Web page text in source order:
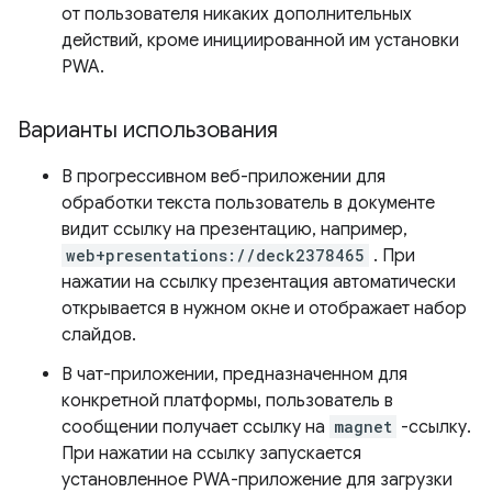
от пользователя никаких дополнительных
действий, кроме инициированной им установки
PWA.
Варианты использования
В прогрессивном веб-приложении для
обработки текста пользователь в документе
видит ссылку на презентацию, например,
web+presentations://deck2378465 . При
нажатии на ссылку презентация автоматически
открывается в нужном окне и отображает набор
слайдов.
В чат-приложении, предназначенном для
конкретной платформы, пользователь в
сообщении получает ссылку на magnet -ссылку.
При нажатии на ссылку запускается
установленное PWA-приложение для загрузки